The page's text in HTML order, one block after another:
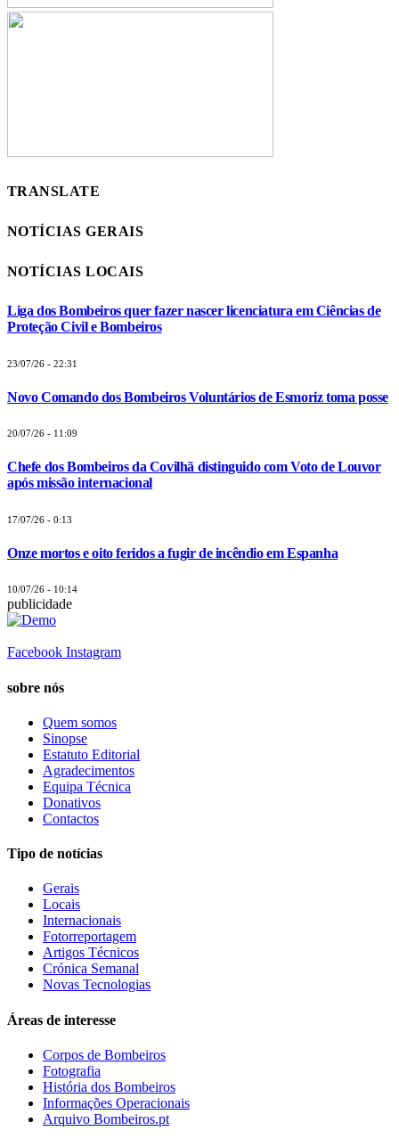
TRANSLATE
NOTÍCIAS GERAIS
NOTÍCIAS LOCAIS
Liga dos Bombeiros quer fazer nascer licenciatura em Ciências de
Proteção Civil e Bombeiros
23/07/26 - 22:31
Novo Comando dos Bombeiros Voluntários de Esmoriz toma posse
20/07/26 - 11:09
Chefe dos Bombeiros da Covilhã distinguido com Voto de Louvor
após missão internacional
17/07/26 - 0:13
Onze mortos e oito feridos a fugir de incêndio em Espanha
10/07/26 - 10:14
publicidade
Facebook Instagram
sobre nós
Quem somos
Sinopse
Estatuto Editorial
Agradecimentos
Equipa Técnica
Donativos
Contactos
Tipo de notícias
Gerais
Locais
Internacionais
Fotorreportagem
Artigos Técnicos
Crónica Semanal
Novas Tecnologias
Áreas de interesse
Corpos de Bombeiros
Fotografia
História dos Bombeiros
Informações Operacionais
Arquivo Bombeiros.pt